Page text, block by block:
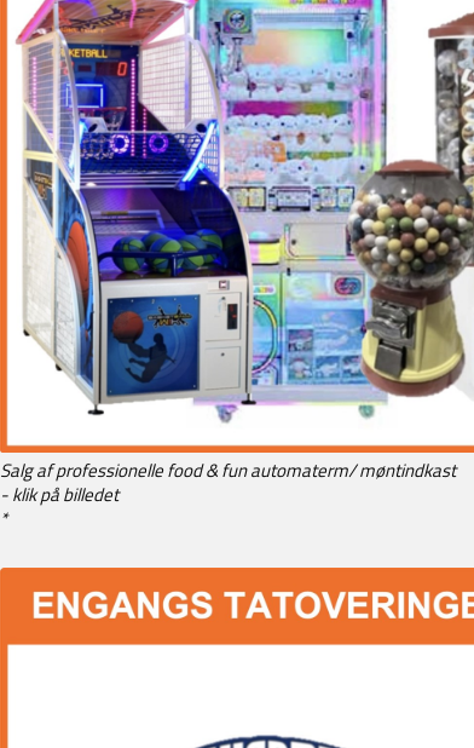
Salg af professionelle food & fun automaterm/ møntindkast
- klik på billedet
*